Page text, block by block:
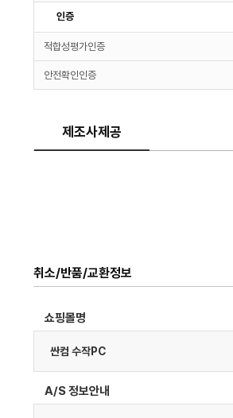
인증
적합성평가인증
안전확인인증
제조사제공
취소/반품/교환정보
쇼핑몰명
싼컴 수작PC
A/S 정보안내